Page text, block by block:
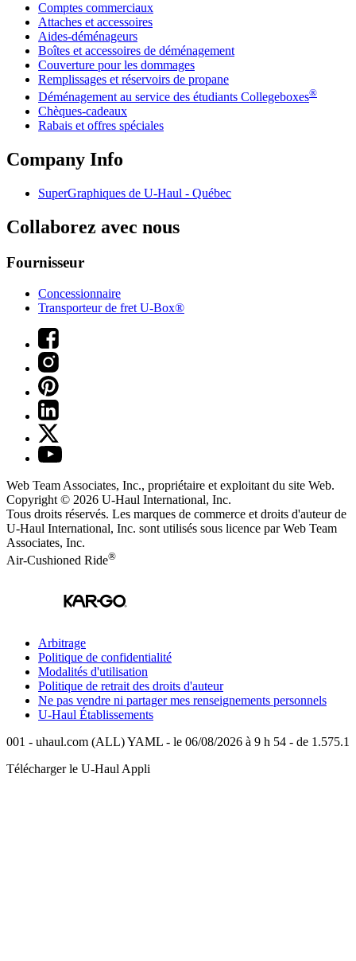
Comptes commerciaux
Attaches et accessoires
Aides-déménageurs
Boîtes et accessoires de déménagement
Couverture pour les dommages
Remplissages et réservoirs de propane
Déménagement au service des étudiants Collegeboxes®
Chèques-cadeaux
Rabais et offres spéciales
Company Info
SuperGraphiques de U-Haul - Québec
Collaborez avec nous
Fournisseur
Concessionnaire
Transporteur de fret U-Box®
Web Team Associates, Inc., propriétaire et exploitant du site Web.
Copyright © 2026 U-Haul International, Inc.
Tous droits réservés. Les marques de commerce et droits d'auteur de
U-Haul International, Inc. sont utilisés sous licence par Web Team
Associates, Inc.
Air-Cushioned Ride®
Arbitrage
Politique de confidentialité
Modalités d'utilisation
Politique de retrait des droits d'auteur
Ne pas vendre ni partager mes renseignements personnels
U-Haul Établissements
001 - uhaul.com (ALL) YAML - le 06/08/2026 à 9 h 54 - de 1.575.1
Télécharger le U-Haul Appli